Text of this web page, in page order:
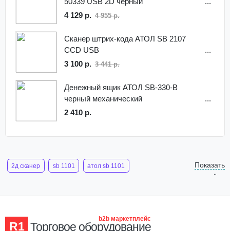
4 129 р. 4 955 р.
Сканер штрих-кода АТОЛ SB 2107
CCD USB
3 100 р. 3 441 р.
Денежный ящик АТОЛ SB-330-B
черный механический
2 410 р.
2д сканер sb 1101 атол sb 1101
сканер 2d штрих кодов
Показать
ещё
R1 Торговое оборудование
b2b маркетплейс